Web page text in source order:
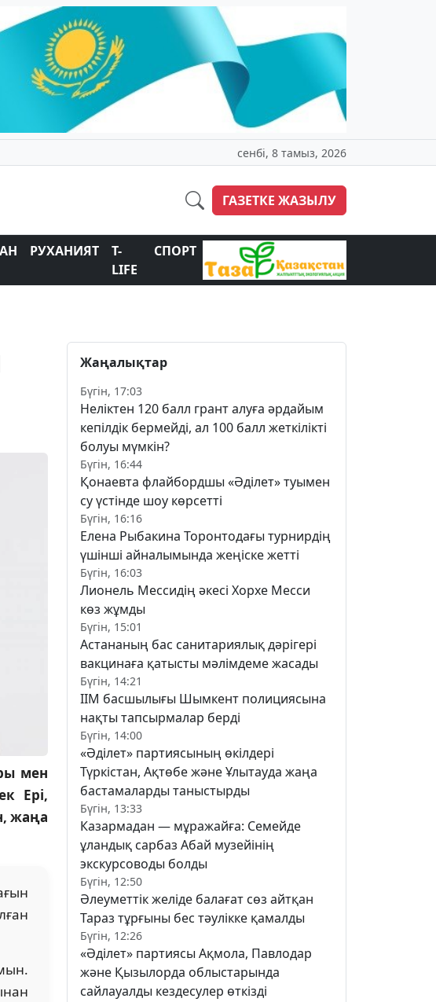
сенбі, 8 тамыз, 2026
ГАЗЕТКЕ ЖАЗЫЛУ
РУХАНИЯТ
T-
LIFE
СПОРТ
мен
Ері,
жаңа
Жаңалықтар
Бүгін, 17:03
Неліктен 120 балл грант алуға әрдайым
кепілдік бермейді, ал 100 балл жеткілікті
болуы мүмкін?
Бүгін, 16:44
Қонаевта флайбордшы «Әділет» туымен
су үстінде шоу көрсетті
Бүгін, 16:16
Елена Рыбакина Торонтодағы турнирдің
үшінші айналымында жеңіске жетті
Бүгін, 16:03
Лионель Мессидің әкесі Хорхе Месси
көз жұмды
Бүгін, 15:01
Астананың бас санитариялық дәрігері
вакцинаға қатысты мәлімдеме жасады
Бүгін, 14:21
ІІМ басшылығы Шымкент полициясына
нақты тапсырмалар берді
Бүгін, 14:00
«Әділет» партиясының өкілдері
Түркістан, Ақтөбе және Ұлытауда жаңа
бастамаларды таныстырды
Бүгін, 13:33
Казармадан — мұражайға: Семейде
ұландық сарбаз Абай музейінің
экскурсоводы болды
Бүгін, 12:50
Әлеуметтік желіде балағат сөз айтқан
Тараз тұрғыны бес тәулікке қамалды
Бүгін, 12:26
«Әділет» партиясы Ақмола, Павлодар
және Қызылорда облыстарында
сайлауалды кездесулер өткізді